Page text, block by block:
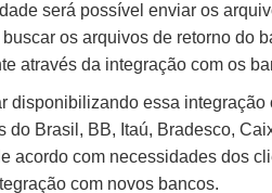
será possível enviar os
os arquivos de retorno do
através da integração com os
disponibilizando essa integração
do Brasil, BB, Itaú, Bradesco,
acordo com necessidades dos
com novos bancos.